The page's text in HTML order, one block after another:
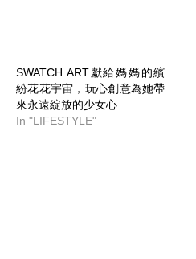
SWATCH ART獻給媽媽的繽
紛花花宇宙，玩心創意為她帶
來永遠綻放的少女心
In "LIFESTYLE"